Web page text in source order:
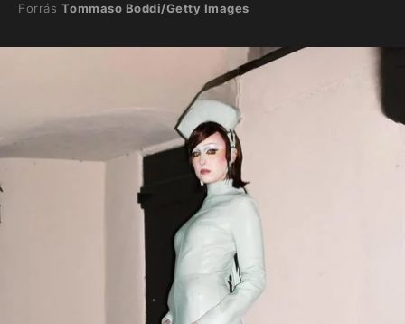
Forrás Tommaso Boddi/Getty Images